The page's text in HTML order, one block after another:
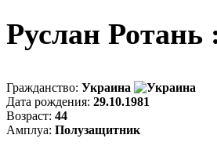
Руслан
Гражданство: Украина
Дата рождения: 29.10.1981
Возраст: 44
Амплуа: Полузащитник